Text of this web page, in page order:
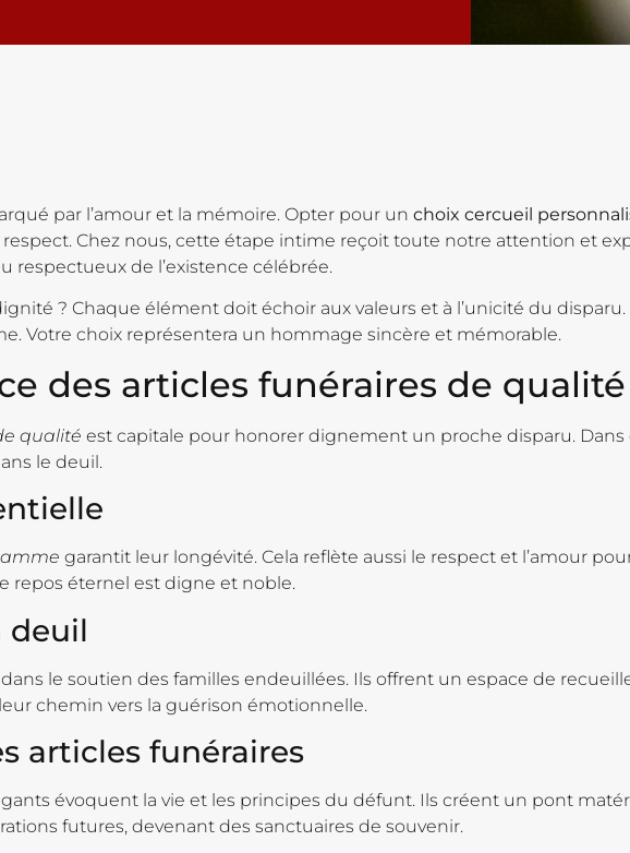
par l’amour et la mémoire. Opter pour unchoix cercueil
Chez nous, cette étape intime reçoit toute notre attention et
respectueux de l’existence célébrée.
? Chaque élément doit échoir aux valeurs et à l’unicité du
Votre choix représentera un hommage sincère et mémorable.
des articles funéraires de qualité
qualité est capitale pour honorer dignement un proche disparu.
le deuil.
garantit leur longévité. Cela reflète aussi le respect et l’amour
repos éternel est digne et noble.
deuil
le soutien des familles endeuillées. Ils offrent un espace de
chemin vers la guérison émotionnelle.
articles funéraires
évoquent la vie et les principes du défunt. Ils créent un pont
futures, devenant des sanctuaires de souvenir.